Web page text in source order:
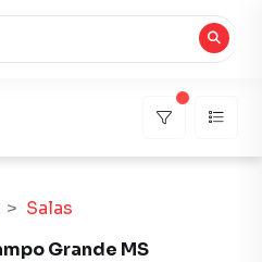
Salas
Grande MS